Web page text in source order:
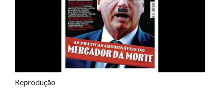
Reprodução